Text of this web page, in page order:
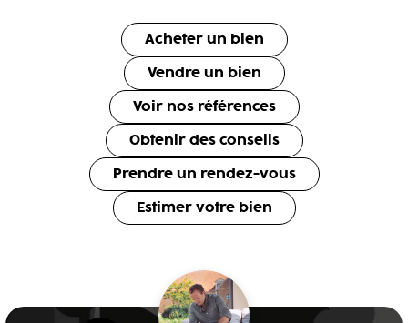
Acheter un bien
Vendre un bien
Voir nos références
Obtenir des conseils
Prendre un rendez-vous
Estimer votre bien